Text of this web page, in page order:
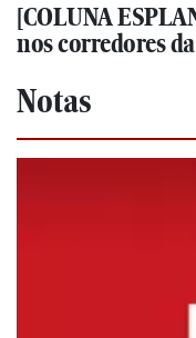
[COLUNA
nos corredores
Notas